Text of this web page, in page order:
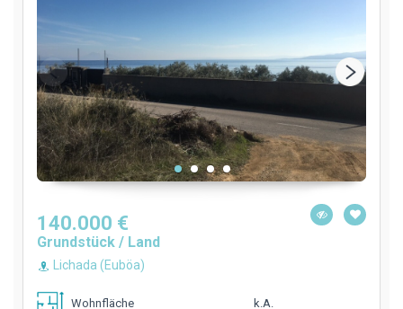
140.000 €
Grundstück / Land
Lichada (Euböa)
Wohnfläche k.A.